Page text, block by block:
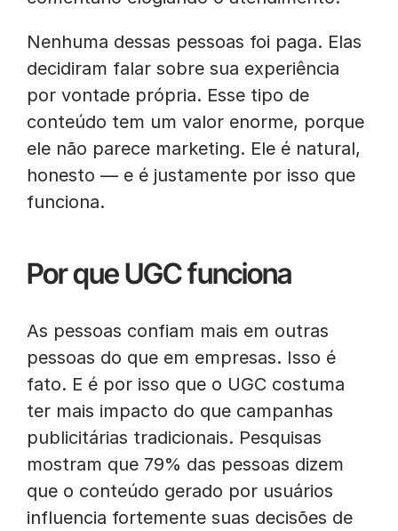
Nenhuma dessas pessoas foi paga. Elas
decidiram falar sobre sua experiência
por vontade própria. Esse tipo de
conteúdo tem um valor enorme, porque
ele não parece marketing. Ele é natural,
honesto — e é justamente por isso que
funciona.
Por que UGC funciona
As pessoas confiam mais em outras
pessoas do que em empresas. Isso é
fato. E é por isso que o UGC costuma
ter mais impacto do que campanhas
publicitárias tradicionais. Pesquisas
mostram que 79% das pessoas dizem
que o conteúdo gerado por usuários
influencia fortemente suas decisões de